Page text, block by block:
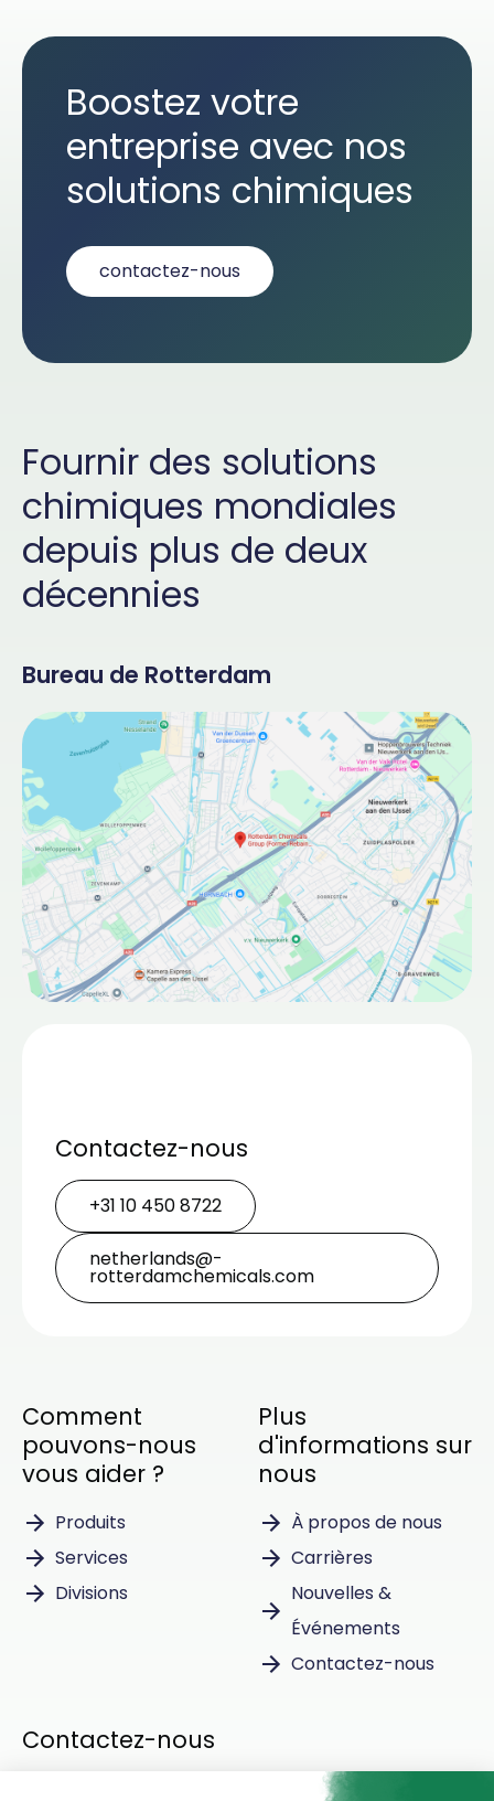
Boostez votre
entreprise avec nos
solutions chimiques
contactez-nous
Fournir des solutions
chimiques mondiales
depuis plus de deux
décennies
Bureau de Rotterdam
Contactez-nous
+31 10 450 8722
netherlands@­
rotterdamchemicals.com
Comment
pouvons-nous
vous aider ?
Produits
Services
Divisions
Plus
d'informations sur
nous
À propos de nous
Carrières
Nouvelles &
Événements
Contactez-nous
Contactez-nous